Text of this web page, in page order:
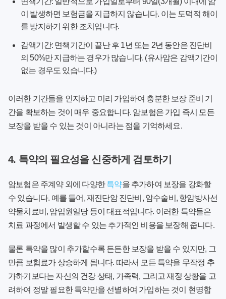
이 발생하면 보험금을 지급하지 않습니다. 이는 도덕적 해이
를 방지하기 위한 조치입니다.
감액기간: 면책기간이 끝난 후 1년 또는 2년 동안은 진단비
의 50%만 지급하는 경우가 많습니다. (유사암은 감액기간이
없는 경우도 있습니다.)
이러한 기간들을 인지하고 미리 가입하여 충분한 보장 준비 기
간을 확보하는 것이 매우 중요합니다. 암보험은 가입 즉시 모든
보장을 받을 수 있는 것이 아니라는 점을 기억하세요.
4. 특약의 필요성을 신중하게 검토하기
암보험은 주계약 외에 다양한특약을 추가하여 보장을 강화할
수 있습니다. 예를 들어, 재진단암 진단비, 암수술비, 항암방사선
약물치료비, 암입원일당 등이 대표적입니다. 이러한 특약들은
치료 과정에서 발생할 수 있는 추가적인 비용을 보장해 줍니다.
물론 특약을 많이 추가할수록 든든한 보장을 받을 수 있지만, 그
만큼 보험료가 상승하게 됩니다. 따라서 모든 특약을 무작정 추
가하기보다는 자신의 건강 상태, 가족력, 그리고 재정 상황을 고
려하여 정말 필요한 특약만을 선별하여 가입하는 것이 현명합